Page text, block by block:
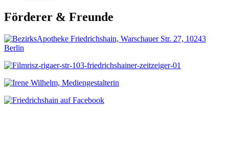
Förderer & Freunde